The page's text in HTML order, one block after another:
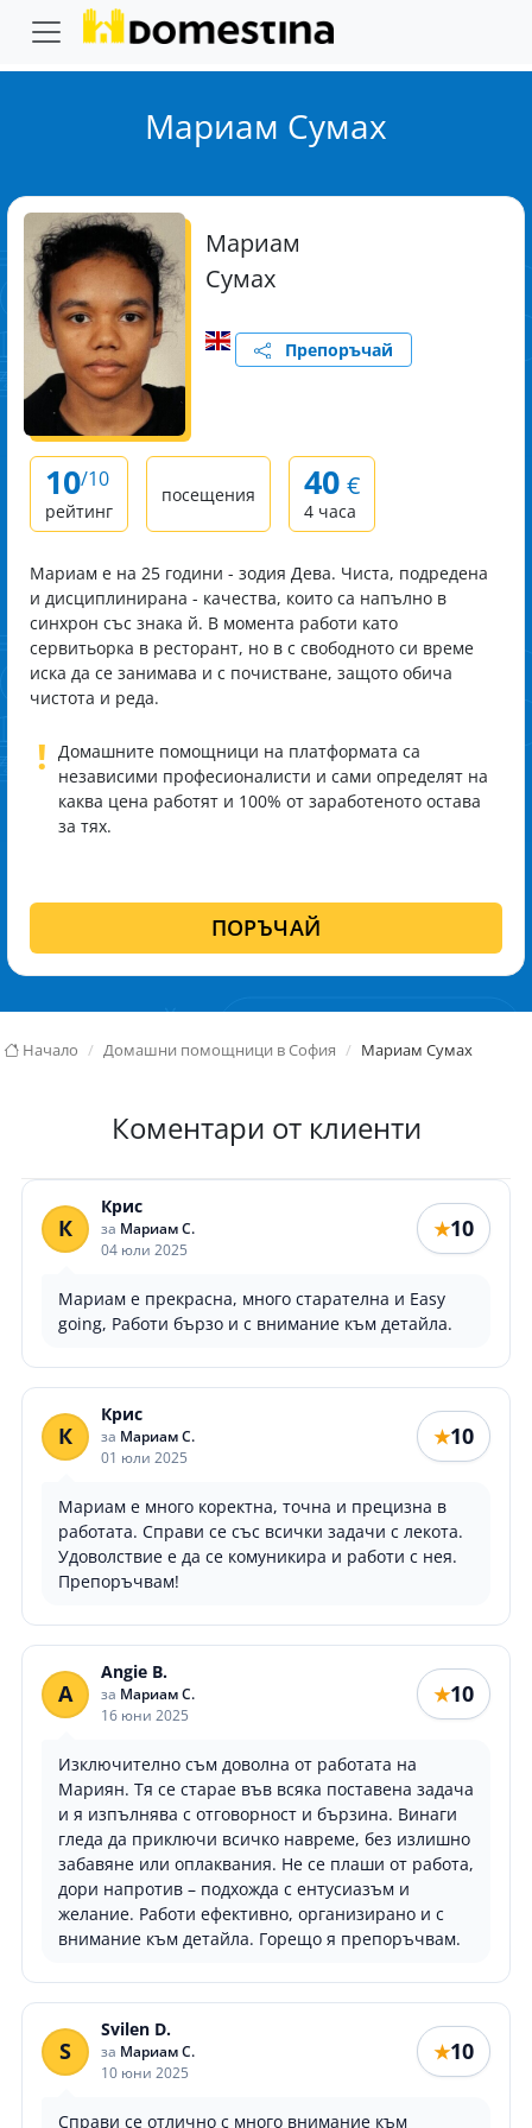
Мариам Сумах
Мариам
Сумах
Препоръчай
10/10
рейтинг
посещения 40 €
4 часа
Мариам е на 25 години - зодия Дева. Чиста, подредена
и дисциплинирана - качества, които са напълно в
синхрон със знака й. В момента работи като
сервитьорка в ресторант, но в с свободното си време
иска да се занимава и с почистване, защото обича
чистота и реда.
! Домашните помощници на платформата са
независими професионалисти и сами определят на
каква цена работят и 100% от заработеното остава
за тях.
ПОРЪЧАЙ
Начало Домашни помощници в София Мариам Сумах
Коментари от клиенти
К
Крис
за Мариам С.
04 юли 2025
★10
Мариам е прекрасна, много старателна и Easy
going, Работи бързо и с внимание към детайла.
К
Крис
за Мариам С.
01 юли 2025
★10
Мариам е много коректна, точна и прецизна в
работата. Справи се със всички задачи с лекота.
Удоволствие е да се комуникира и работи с нея.
Препоръчвам!
A
Angie B.
за Мариам С.
16 юни 2025
★10
Изключително съм доволна от работата на
Мариян. Тя се старае във всяка поставена задача
и я изпълнява с отговорност и бързина. Винаги
гледа да приключи всичко навреме, без излишно
забавяне или оплаквания. Не се плаши от работа,
дори напротив – подхожда с ентусиазъм и
желание. Работи ефективно, организирано и с
внимание към детайла. Горещо я препоръчвам.
S
Svilen D.
за Мариам С.
10 юни 2025
★10
Справи се отлично с много внимание към